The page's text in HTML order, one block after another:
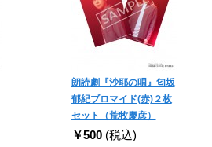
朗読劇『沙耶の唄』匂坂
郁紀ブロマイド(赤)２枚
セット（荒牧慶彦）
￥500 (税込)